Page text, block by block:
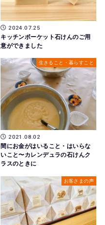
2024.07.25
キッチンボーケット石けんのご用
意ができました
生きること・暮らすこと
2021.08.02
間にお金がはいること・はいらな
いこと〜カレンデュラの石けんク
ラスのときに
お客さまの声